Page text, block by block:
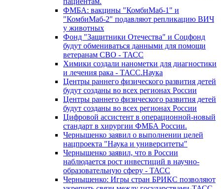
ФМБА: вакцины "КомбиМаб-1" и
"КомбиМаб-2" подавляют репликацию ВИЧ
у животных
Фонд "Защитники Отечества" и Соцфонд
будут обмениваться данными для помощи
ветеранам СВО - ТАСС
Химики создали нанометки для диагностики
и лечения рака - ТАСС.Наука
Центры раннего физического развития детей
будут созданы во всех регионах России
Центры раннего физического развития детей
будут созданы во всех регионах России
Цифровой ассистент в операционной-новый
стандарт в хирургии ФМБА России.
Чернышенко заявил о выполнении целей
нацпроекта "Наука и университеты"
Чернышенко заявил, что в России
наблюдается рост инвестиций в научно-
образовательную сферу - ТАСС
Чернышенко: Игры стран БРИКС позволяют